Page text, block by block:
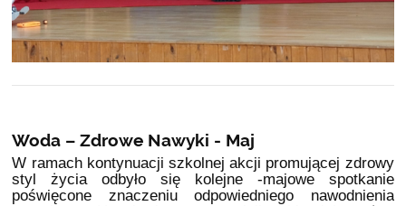
Woda – Zdrowe Nawyki - Maj
W ramach kontynuacji szkolnej akcji promującej zdrowy
styl życia odbyło się kolejne -majowe spotkanie
poświęcone znaczeniu odpowiedniego nawodnienia